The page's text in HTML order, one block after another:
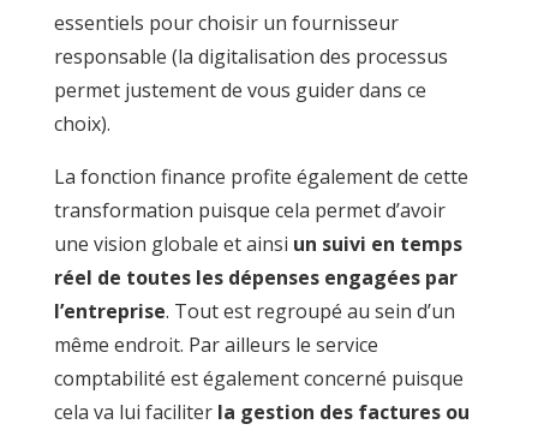
essentiels pour choisir un fournisseur
responsable (la digitalisation des processus
permet justement de vous guider dans ce
choix).
La fonction finance profite également de cette
transformation puisque cela permet d’avoir
une vision globale et ainsi un suivi en temps
réel de toutes les dépenses engagées par
l’entreprise. Tout est regroupé au sein d’un
même endroit. Par ailleurs le service
comptabilité est également concerné puisque
cela va lui faciliter la gestion des factures ou